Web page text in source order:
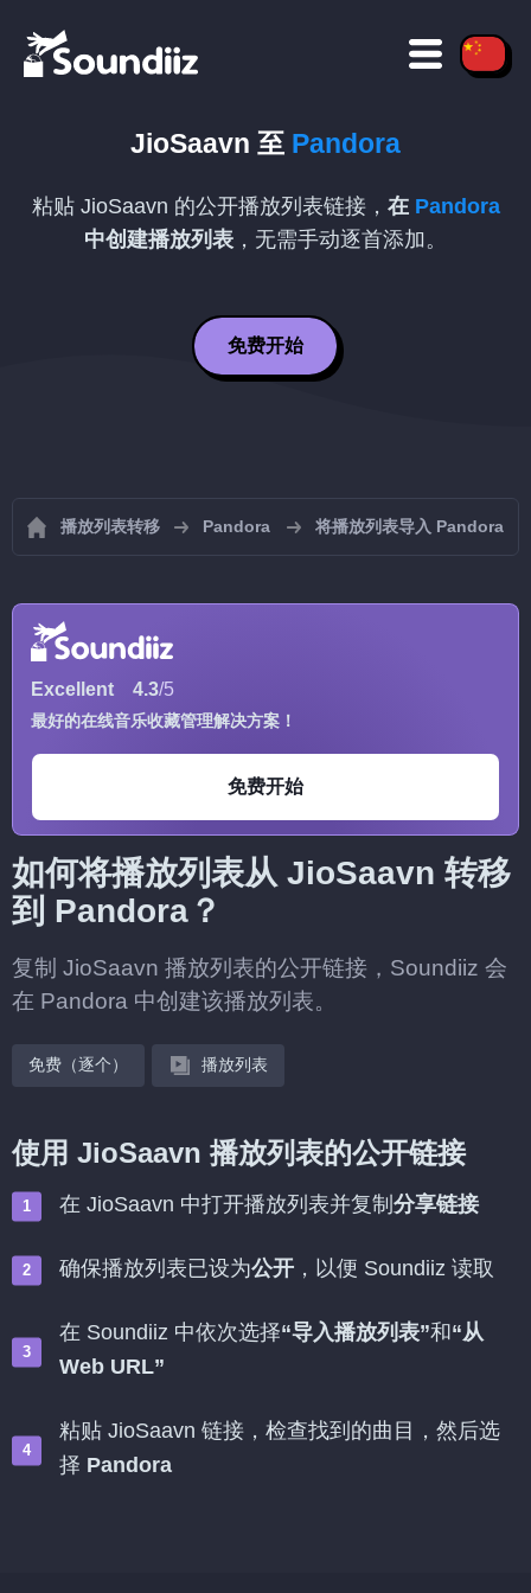
JioSaavn 至 Pandora
粘贴 JioSaavn 的公开播放列表链接， 在 Pandora
中创建播放列表 ，无需手动逐首添加。
免费开始
播放列表转移 Pandora 将播放列表导入 Pandora
Excellent 4.3/5
最好的在线音乐收藏管理解决方案！
免费开始
如何将播放列表从 JioSaavn 转移
到 Pandora？
复制 JioSaavn 播放列表的公开链接，Soundiiz 会
在 Pandora 中创建该播放列表。
免费（逐个） 播放列表
使用 JioSaavn 播放列表的公开链接
在 JioSaavn 中打开播放列表并复制 分享链接
确保播放列表已设为公开 ，以便 Soundiiz 读取
在 Soundiiz 中依次选择“导入播放列表”和“从
Web URL”
粘贴 JioSaavn 链接，检查找到的曲目，然后选
择 Pandora